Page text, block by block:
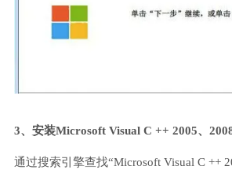
3、安装Microsoft Visual C ++ 2005、
通过搜索引擎查找“Microsoft Visual C ++